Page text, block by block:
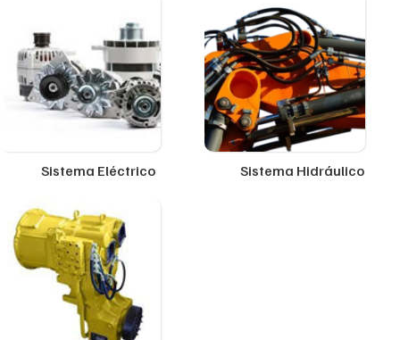
Sistema Eléctrico Sistema Hidráulico